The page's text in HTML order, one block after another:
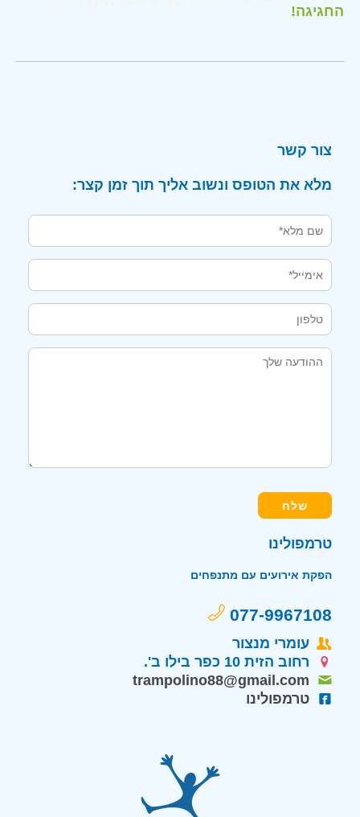
החגיגה!
צור קשר
מלא את הטופס ונשוב אליך תוך זמן קצר:
טרמפולינו
הפקת אירועים עם מתנפחים
077-9967108
עומרי מנצור
רחוב הזית 10 כפר בילו ב'.
טרמפולינו